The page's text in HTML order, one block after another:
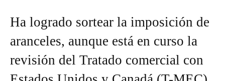
Ha logrado sortear la imposición de
aranceles, aunque está en curso la
revisión del Tratado comercial con